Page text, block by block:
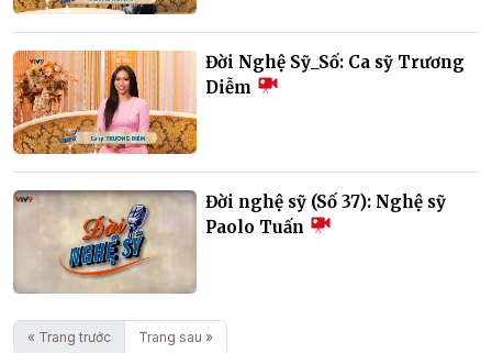
Đời Nghệ Sỹ_Số: Ca sỹ Trương
Diễm
Đời nghệ sỹ (Số 37): Nghệ sỹ
Paolo Tuấn
« Trang trước Trang sau »